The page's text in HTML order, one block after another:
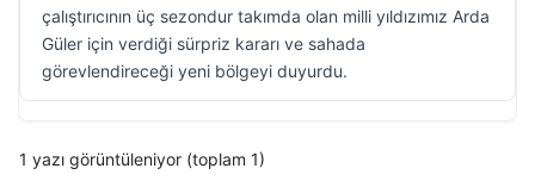
çalıştırıcının üç sezondur takımda olan milli yıldızımız Arda
Güler için verdiği sürpriz kararı ve sahada
görevlendireceği yeni bölgeyi duyurdu.
1 yazı görüntüleniyor (toplam 1)